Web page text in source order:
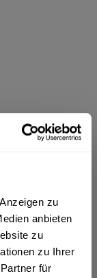
zu
anbieten
zu
zu Ihrer
für